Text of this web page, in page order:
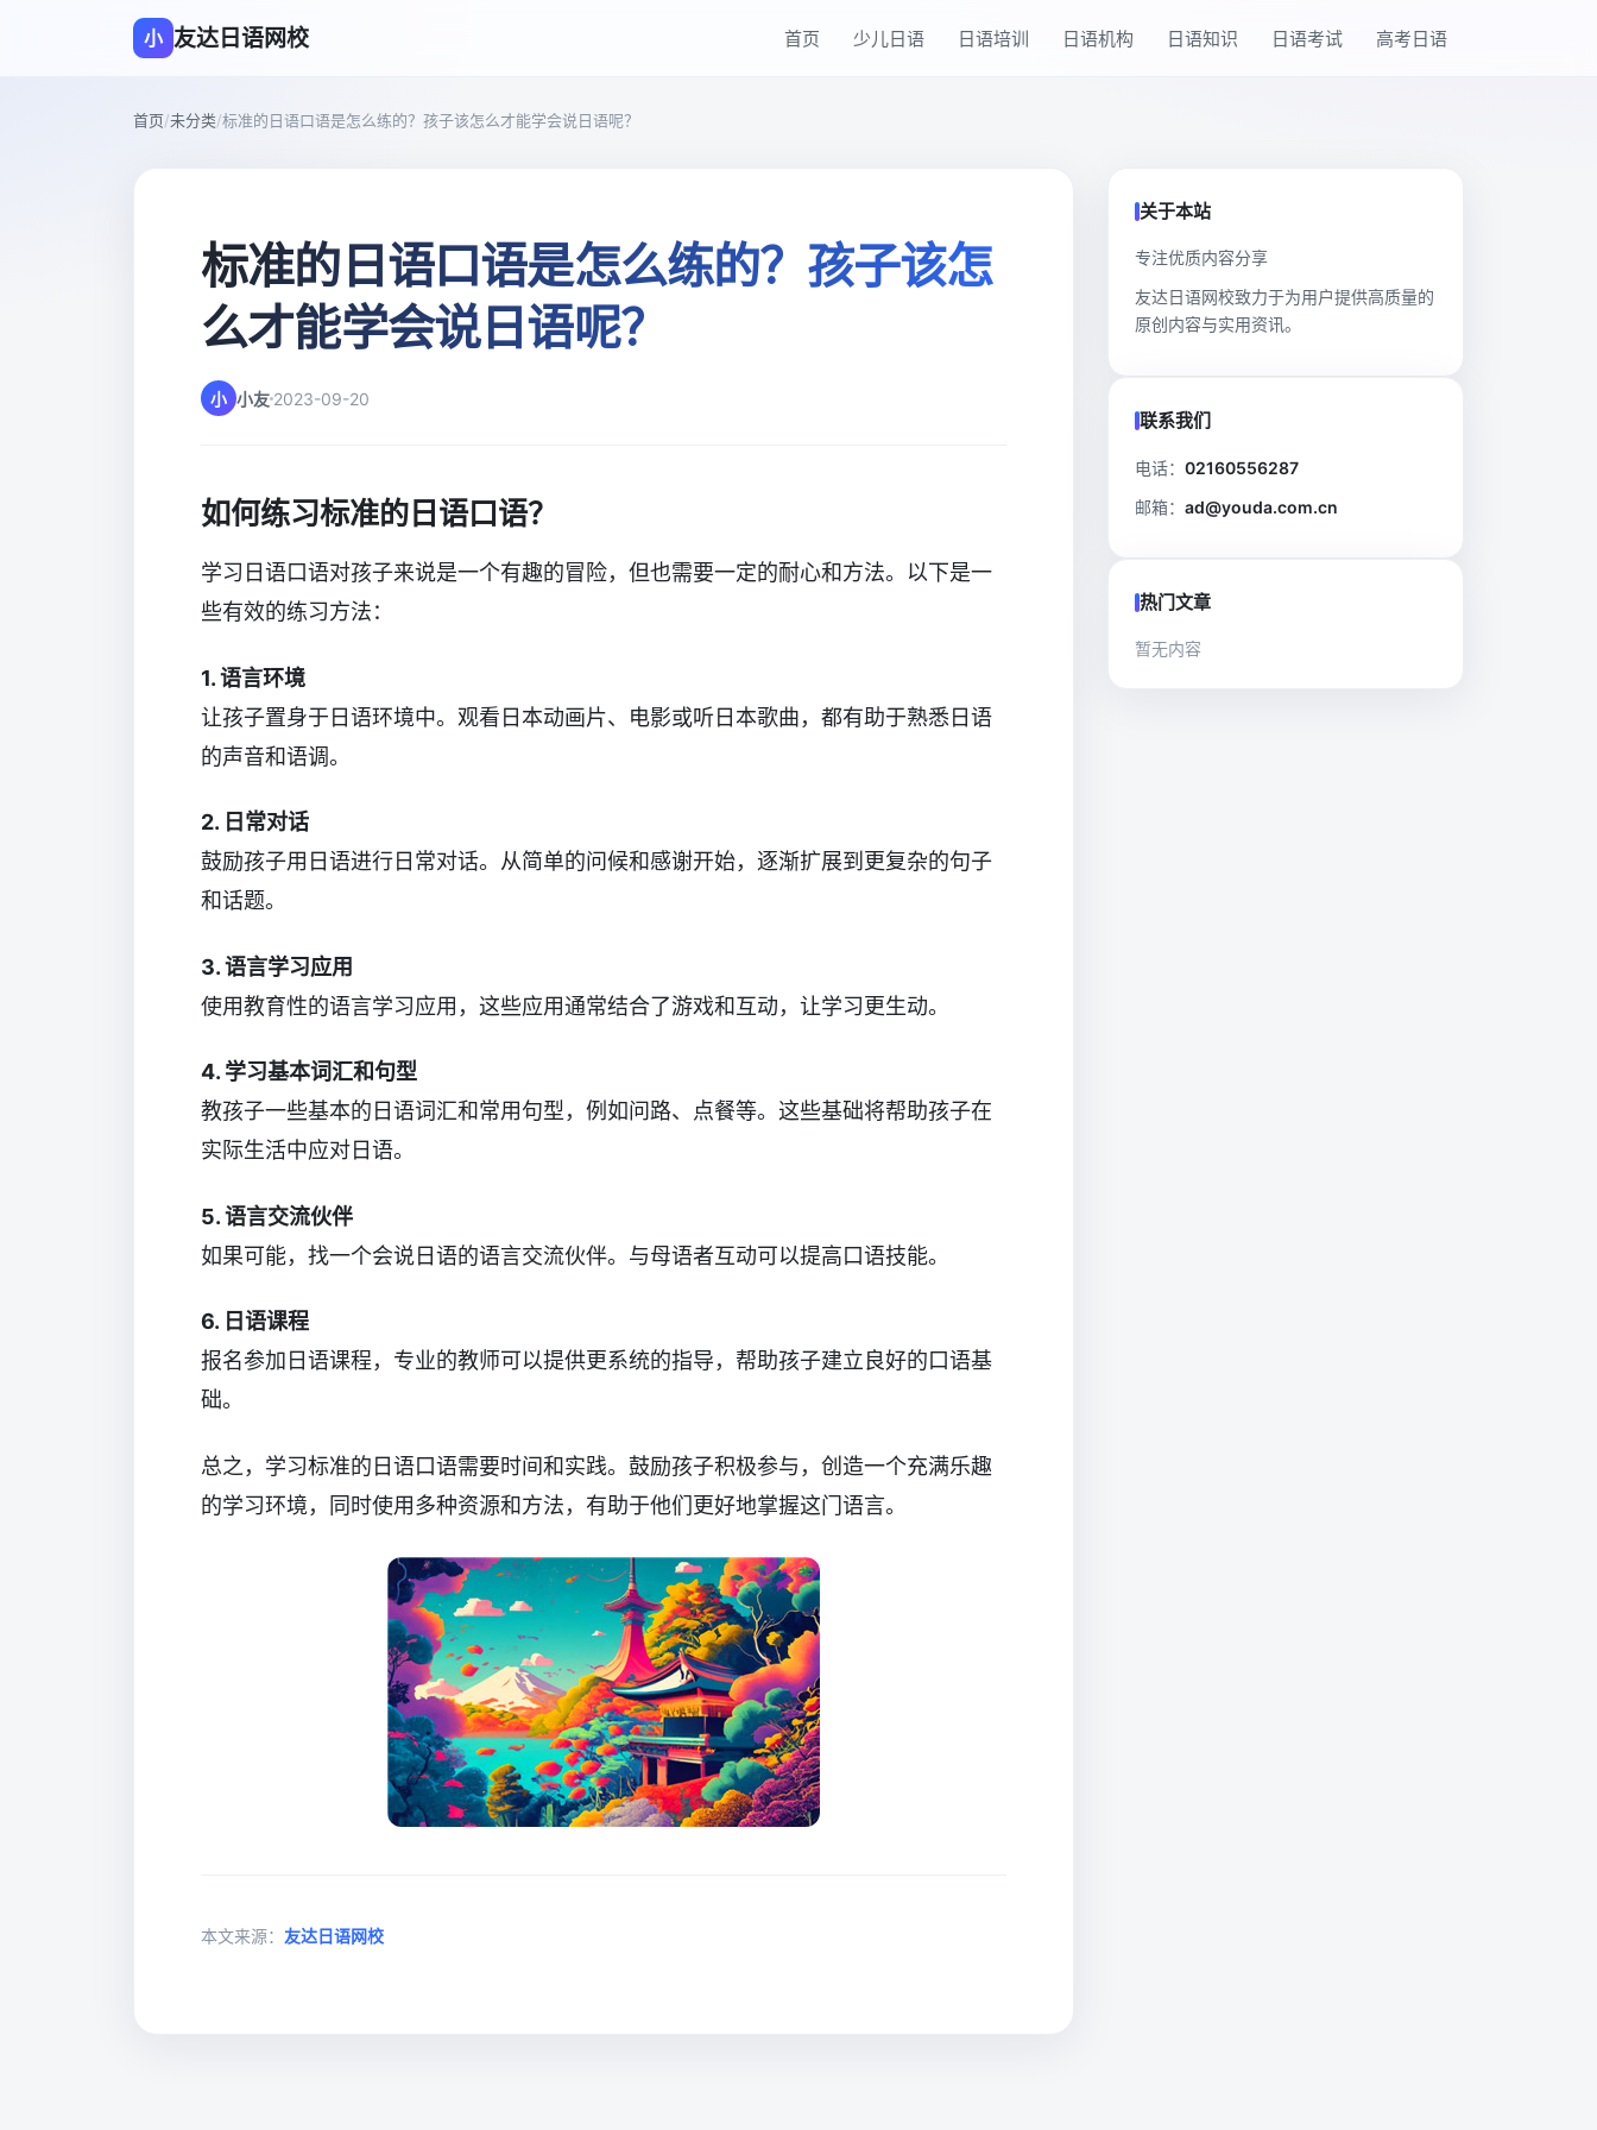
小 友达日语网校 首页 少儿日语 日语培训 日语机构 日语知识 日语考试 高考日语
首页/未分类/标准的日语口语是怎么练的？孩子该怎么才能学会说日语呢？
标准的日语口语是怎么练的？孩子该怎
么才能学会说日语呢？
小 小友 2023-09-20
如何练习标准的日语口语？
学习日语口语对孩子来说是一个有趣的冒险，但也需要一定的耐心和方法。以下是一
些有效的练习方法：
1. 语言环境
让孩子置身于日语环境中。观看日本动画片、电影或听日本歌曲，都有助于熟悉日语
的声音和语调。
2. 日常对话
鼓励孩子用日语进行日常对话。从简单的问候和感谢开始，逐渐扩展到更复杂的句子
和话题。
3. 语言学习应用
使用教育性的语言学习应用，这些应用通常结合了游戏和互动，让学习更生动。
4. 学习基本词汇和句型
教孩子一些基本的日语词汇和常用句型，例如问路、点餐等。这些基础将帮助孩子在
实际生活中应对日语。
5. 语言交流伙伴
如果可能，找一个会说日语的语言交流伙伴。与母语者互动可以提高口语技能。
6. 日语课程
报名参加日语课程，专业的教师可以提供更系统的指导，帮助孩子建立良好的口语基
础。
总之，学习标准的日语口语需要时间和实践。鼓励孩子积极参与，创造一个充满乐趣
的学习环境，同时使用多种资源和方法，有助于他们更好地掌握这门语言。
本文来源： 友达日语网校
关于本站
专注优质内容分享
友达日语网校致力于为用户提供高质量的
原创内容与实用资讯。
联系我们
电话： 02160556287
邮箱： ad@youda.com.cn
热门文章
暂无内容